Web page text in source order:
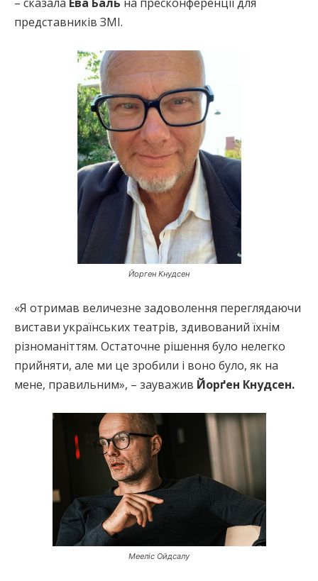
представників ЗМІ.
Йорген Кнудсен
«Я отримав величезне задоволення переглядаючи
вистави українських театрів, здивований їхнім
різноманіттям. Остаточне рішення було нелегко
прийняти, але ми це зробили і воно було, як на
мене, правильним», – зауважив Йорґен Кнудсен.
Мееліс Ойдсалу